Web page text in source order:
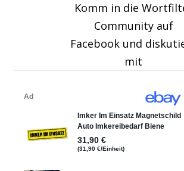
Komm in die
Community auf
Facebook und
mit